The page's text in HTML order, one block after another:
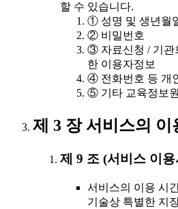
할 수 있습니다.
① 성명 및 생년월
② 비밀번호
③ 자료신청 / 기관
한 이용자정보
④ 전화번호 등 개
⑤ 기타 교육정보
제 3 장 서비스의 이
제 9 조 (서비스 이
서비스의 이용 시
기술상 특별한 지